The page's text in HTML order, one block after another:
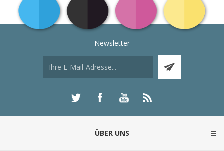
Newsletter
ÜBER UNS